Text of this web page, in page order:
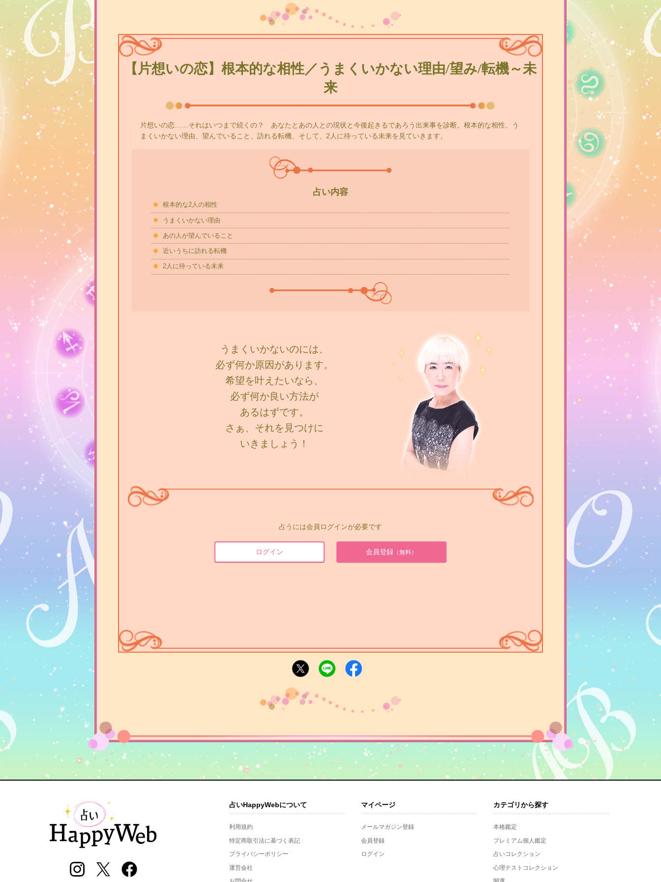
【片想いの恋】根本的な相性／うまくいかない理由/望み/転機～未
来
片想いの恋……それはいつまで続くの？ あなたとあの人との現状と今後起きるであろう出来事を診断。根本的な相性、う
まくいかない理由、望んでいること、訪れる転機、そして、2人に待っている未来を見ていきます。
占い内容
根本的な2人の相性
うまくいかない理由
あの人が望んでいること
近いうちに訪れる転機
2人に待っている未来
うまくいかないのには、
必ず何か原因があります。
希望を叶えたいなら、
必ず何か良い方法が
あるはずです。
さぁ、それを見つけに
いきましょう！
占うには会員ログインが必要です
ログイン 会員登録 （無料）
占いHappyWebについて
利用規約
特定商取引法に基づく表記
プライバシーポリシー
運営会社
マイページ
メールマガジン登録
会員登録
ログイン
カテゴリから探す
本格鑑定
プレミアム個人鑑定
占いコレクション
心理テストコレクション